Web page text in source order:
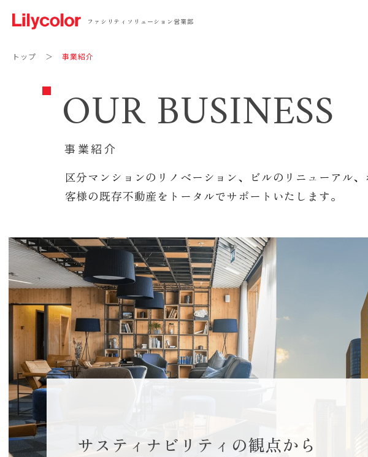
ファシリティソリューション営業部
トップ 事業紹介
OUR BUSINESS
事業紹介
区分マンションのリノベーション、ビルのリニューアル
客様の既存不動産をトータルでサポートいたします。
サスティナビリティの観点から